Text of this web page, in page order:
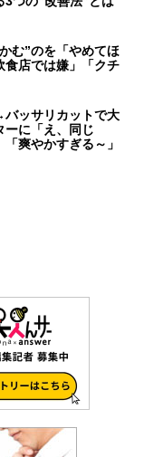
む”のを「やめてほ
店では嫌」「クチ
ッサリカットで大
に「え、同じ
爽やかすぎる～」